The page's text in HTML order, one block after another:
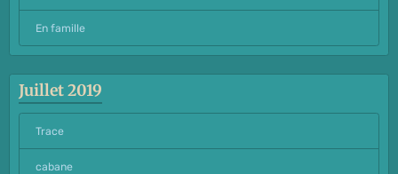
En famille
Juillet 2019
Trace
cabane